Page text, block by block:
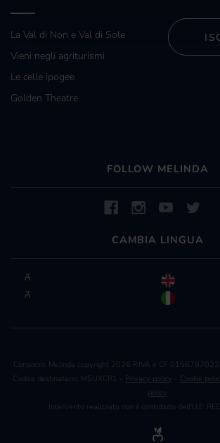
La Val di Non e Val di Sole
Vieni negli agriturismi
Le celle ipogee
Golden Theatre
FOLLOW MELINDA
CAMBIA LINGUA
Consorzio Melinda copyright 2026 P.IVA e CF
Codice destinatario: M5UXCR1 - Privacy policy Cookie
policy
Intervento realizzato con il contributo dell’U.E.